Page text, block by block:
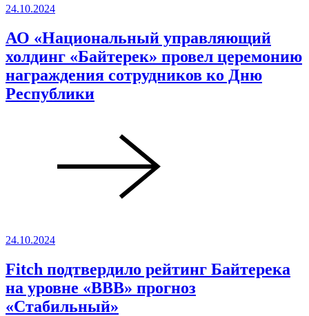
24.10.2024
АО «Национальный управляющий
холдинг «Байтерек» провел церемонию
награждения сотрудников ко Дню
Республики
24.10.2024
Fitch подтвердило рейтинг Байтерека
на уровне «ВВВ» прогноз
«Стабильный»